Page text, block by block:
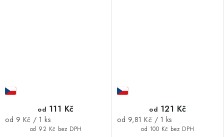
od 92 Kč bez DPH
od 111 Kč
Měrná
od 9 Kč / 1 ks
od 100 Kč bez DPH
od 121 Kč
Měrná
od 9,81 Kč / 1 ks